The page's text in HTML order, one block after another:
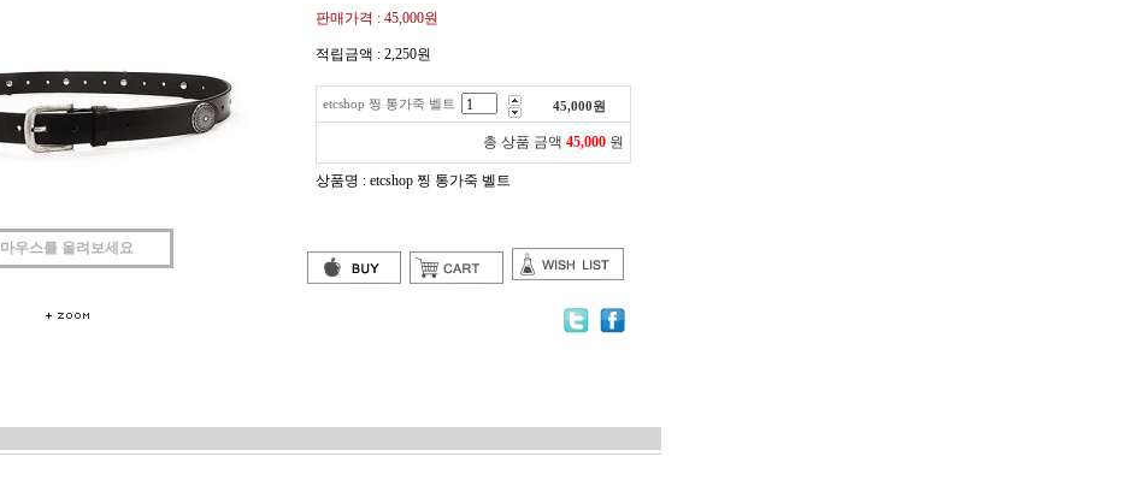
마우스를 올려보세요
판매가격 : 45,000원
적립금액 : 2,250원
etcshop 찡 통가죽 벨트 45,000원
총 상품 금액 45,000 원
상품명 : etcshop 찡 통가죽 벨트